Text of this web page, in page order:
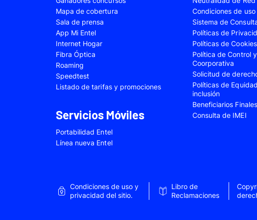
Samsung Galaxy A22
Samsung Galaxy A23
Samsung Galaxy A34
Samsung Galaxy A35
Samsung Galaxy A54
Samsung Galaxy A55
Samsung Galaxy S22 Plus
Samsung Galaxy S22 Ultra
Samsung Galaxy S23 Fe
Samsung Galaxy S24
Samsung Galaxy Z Flip 4
Samsung Galaxy Z Flip 5
VIVO V30 SE
Xiaomi 12T Pro
Xiaomi Redmi Note 9 Pro
Xiaomi Redmi Note 10
Mapa de cobertura
Sala de prensa
App Mi Entel
Internet Hogar
Fibra Óptica
Roaming
Speedtest
Listado de tarifas y promociones
Servicios Móviles
Portabilidad Entel
Línea nueva Entel
Condiciones de uso
Sistema de
Políticas de
Políticas de Cookies
Política de Control
Coorporativa
Solicitud de
Políticas de
inclusión
Beneficiarios Finales
Consulta de IMEI
Condiciones de uso y
privacidad del sitio.
Libro de
Reclamaciones